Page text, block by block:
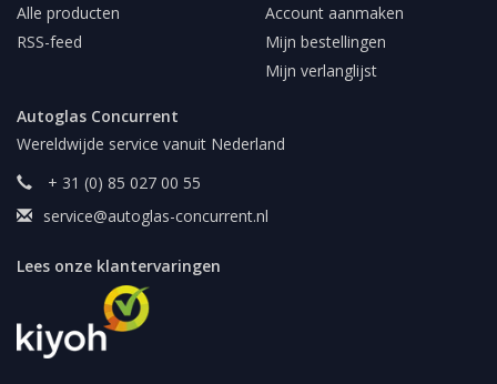
Alle producten
RSS-feed
Account aanmaken
Mijn bestellingen
Mijn verlanglijst
Autoglas Concurrent
Wereldwijde service vanuit Nederland
+ 31 (0) 85 027 00 55
service@autoglas-concurrent.nl
Lees onze klantervaringen